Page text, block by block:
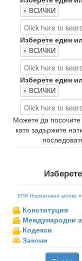
× ВСИЧКИ
Изберете един
× ВСИЧКИ
Изберете един
× ВСИЧКИ
Можете да
като задържите